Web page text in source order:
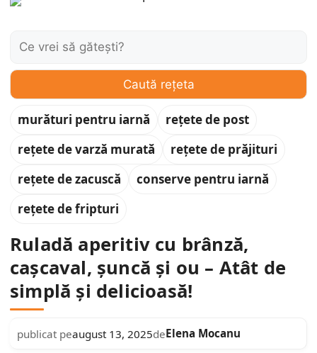
Caută:
Caută rețeta
murături pentru iarnă
rețete de post
rețete de varză murată
rețete de prăjituri
rețete de zacuscă
conserve pentru iarnă
rețete de fripturi
Ruladă aperitiv cu brânză,
cașcaval, șuncă și ou – Atât de
simplă și delicioasă!
publicat peaugust 13, 2025deElena Mocanu